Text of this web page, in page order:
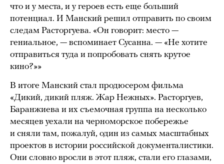
что и у места, и у героев есть еще больший
потенциал. И Манский решил отправить по своим
следам Расторгуева. «Он говорит: место —
гениальное, — вспоминает Сусанна. — «Не хотите
отправиться туда и попробовать снять крутое
кино?»»
В итоге Манский стал продюсером фильма
«Дикий, дикий пляж. Жар Нежных». Расторгуев,
Баранжиева и их съемочная группа на несколько
месяцев уехали на черноморское побережье
и сняли там, пожалуй, один из самых масштабных
проектов в истории российской документалистики.
Они словно вросли в этот пляж, стали его глазами,